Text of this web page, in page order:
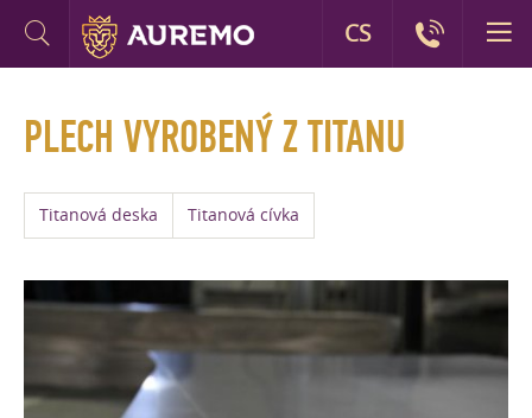
PLECH VYROBENÝ Z TITANU
Titanová deska Titanová cívka
CS